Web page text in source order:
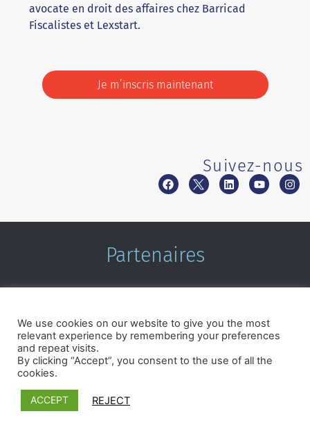
avocate en droit des affaires chez Barricad
Fiscalistes et Lexstart.
Je m’inscris maintenant
Suivez-nous
Partenaires
©2026 Microcrédit Montréal. Tous droits réservés.|
par Pixforia
We use cookies on our website to give you the most
relevant experience by remembering your preferences
and repeat visits.
By clicking “Accept”, you consent to the use of all the
cookies.
ACCEPT REJECT